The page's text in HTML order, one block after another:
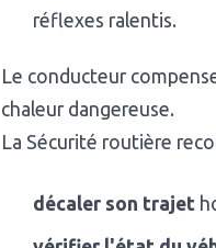
réflexes ralentis.
Le conducteur
chaleur dangereuse.
La Sécurité routière
décaler son trajet